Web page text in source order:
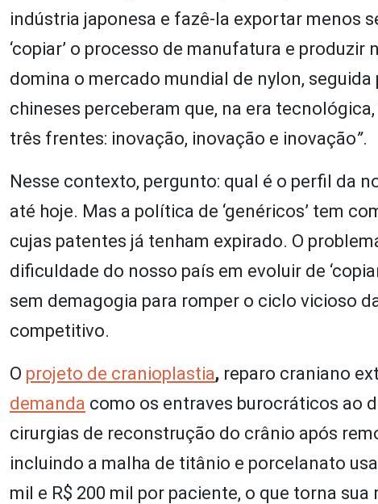
indústria japonesa e fazê-la exportar menos
‘copiar’ o processo de manufatura e
domina o mercado mundial de nylon,
chineses perceberam que, na era
três frentes: inovação, inovação e inovação”.
Nesse contexto, pergunto: qual é o perfil da
até hoje. Mas a política de ‘genéricos’ tem
cujas patentes já tenham expirado. O
dificuldade do nosso país em evoluir de
sem demagogia para romper o ciclo vicioso
competitivo.
O projeto de cranioplastia, reparo craniano
demanda como os entraves burocráticos ao
cirurgias de reconstrução do crânio após
incluindo a malha de titânio e porcelanato
mil e R$ 200 mil por paciente, o que torna